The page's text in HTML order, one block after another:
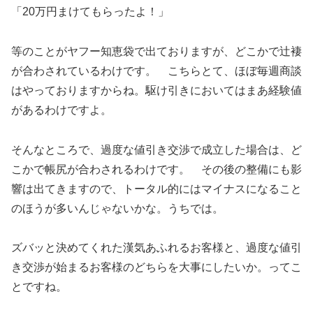
「20万円まけてもらったよ！」
等のことがヤフー知恵袋で出ておりますが、どこかで辻褄
が合わされているわけです。 こちらとて、ほぼ毎週商談
はやっておりますからね。駆け引きにおいてはまあ経験値
があるわけですよ。
そんなところで、過度な値引き交渉で成立した場合は、ど
こかで帳尻が合わされるわけです。 その後の整備にも影
響は出てきますので、トータル的にはマイナスになること
のほうが多いんじゃないかな。うちでは。
ズバッと決めてくれた漢気あふれるお客様と、過度な値引
き交渉が始まるお客様のどちらを大事にしたいか。ってこ
とですね。